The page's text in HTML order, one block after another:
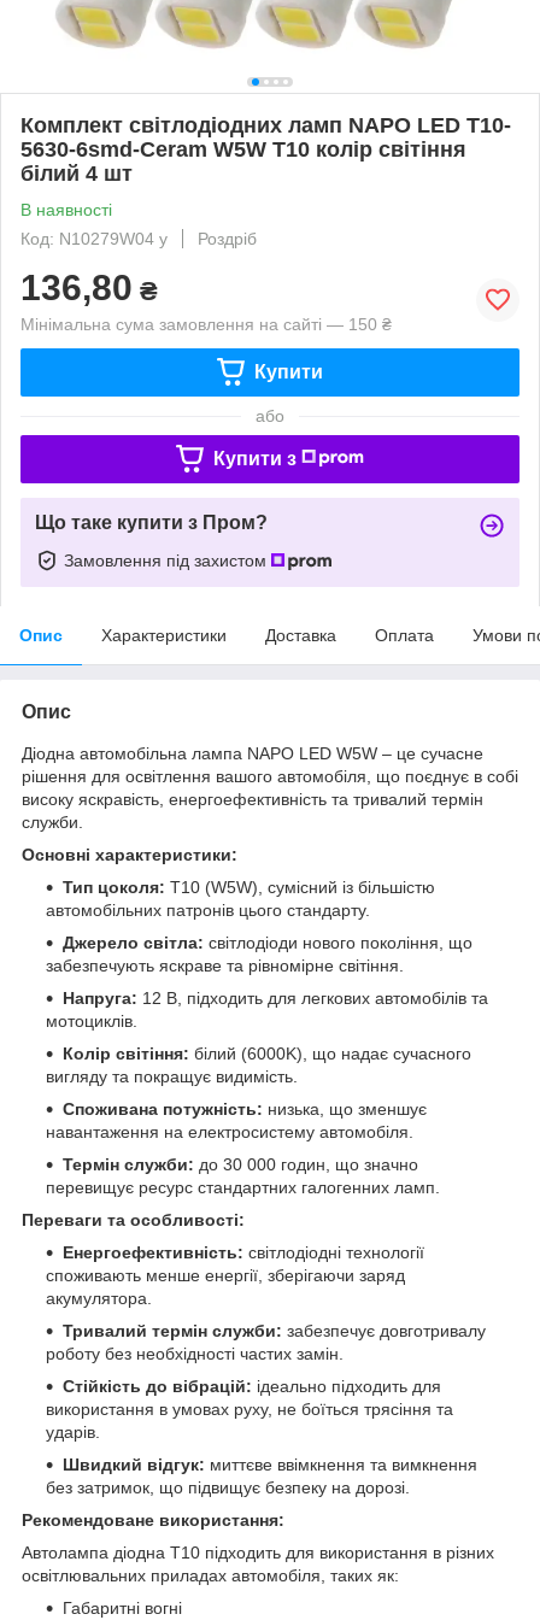
Комплект світлодіодних ламп NAPO LED T10-
5630-6smd-Ceram W5W T10 колір світіння
білий 4 шт
В наявності
Код: N10279W04 у
Роздріб
136,80 ₴
Мінімальна сума замовлення на сайті — 150 ₴
Купити
або
Купити з
Що таке купити з Пром?
Замовлення під захистом
Опис Характеристики Доставка Оплата Умови
Опис
Діодна автомобільна лампа NAPO LED W5W – це сучасне
рішення для освітлення вашого автомобіля, що поєднує в собі
високу яскравість, енергоефективність та тривалий термін
служби.
Основні характеристики:
Тип цоколя: T10 (W5W), сумісний із більшістю
автомобільних патронів цього стандарту.
Джерело світла: світлодіоди нового покоління, що
забезпечують яскраве та рівномірне світіння.
Напруга: 12 В, підходить для легкових автомобілів та
мотоциклів.
Колір світіння: білий (6000K), що надає сучасного
вигляду та покращує видимість.
Споживана потужність: низька, що зменшує
навантаження на електросистему автомобіля.
Термін служби: до 30 000 годин, що значно
перевищує ресурс стандартних галогенних ламп.
Переваги та особливості:
Енергоефективність: світлодіодні технології
споживають менше енергії, зберігаючи заряд
акумулятора.
Тривалий термін служби: забезпечує довготривалу
роботу без необхідності частих замін.
Стійкість до вібрацій: ідеально підходить для
використання в умовах руху, не боїться трясіння та
ударів.
Швидкий відгук: миттєве ввімкнення та вимкнення
без затримок, що підвищує безпеку на дорозі.
Рекомендоване використання:
Автолампа діодна T10 підходить для використання в різних
освітлювальних приладах автомобіля, таких як:
Габаритні вогні